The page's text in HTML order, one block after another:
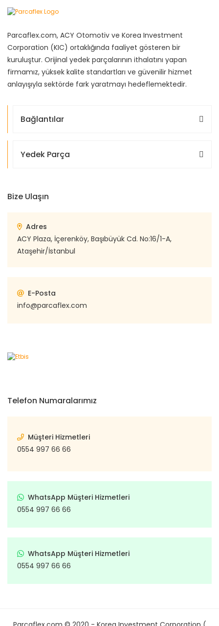
Parcaflex.com, ACY Otomotiv ve Korea Investment
Corporation (KIC) ortaklığında faaliyet gösteren bir
kuruluştur. Orijinal yedek parçalarının ithalatını yapan
firmamız, yüksek kalite standartları ve güvenilir hizmet
anlayışıyla sektörde fark yaratmayı hedeflemektedir.
Bağlantılar
Yedek Parça
Bize Ulaşın
Adres
ACY Plaza, İçerenköy, Başıbüyük Cd. No:16/1-A,
Ataşehir/İstanbul
E-Posta
info@parcaflex.com
Telefon Numaralarımız
Müşteri Hizmetleri
0554 997 66 66
WhatsApp Müşteri Hizmetleri
0554 997 66 66
WhatsApp Müşteri Hizmetleri
0554 997 66 66